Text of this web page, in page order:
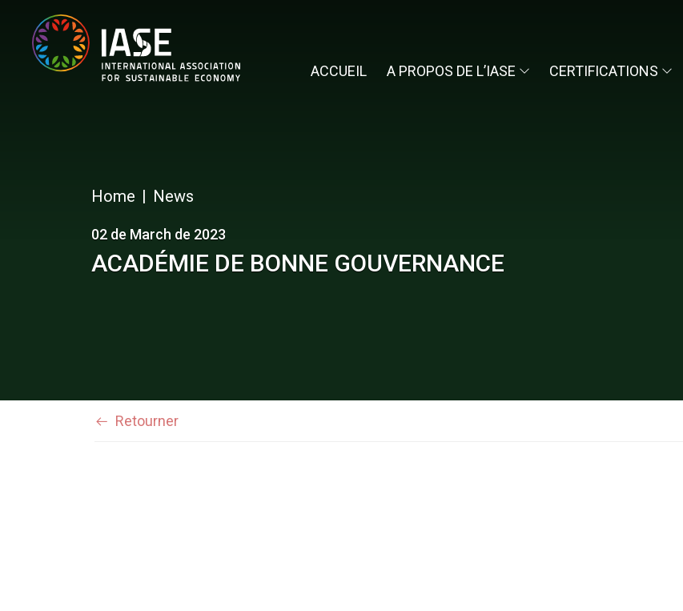
ACCUEIL A PROPOS DE L’IASE CERTIFICATIONS
Home News
02 de March de 2023
ACADÉMIE DE BONNE GOUVERNANCE
Retourner